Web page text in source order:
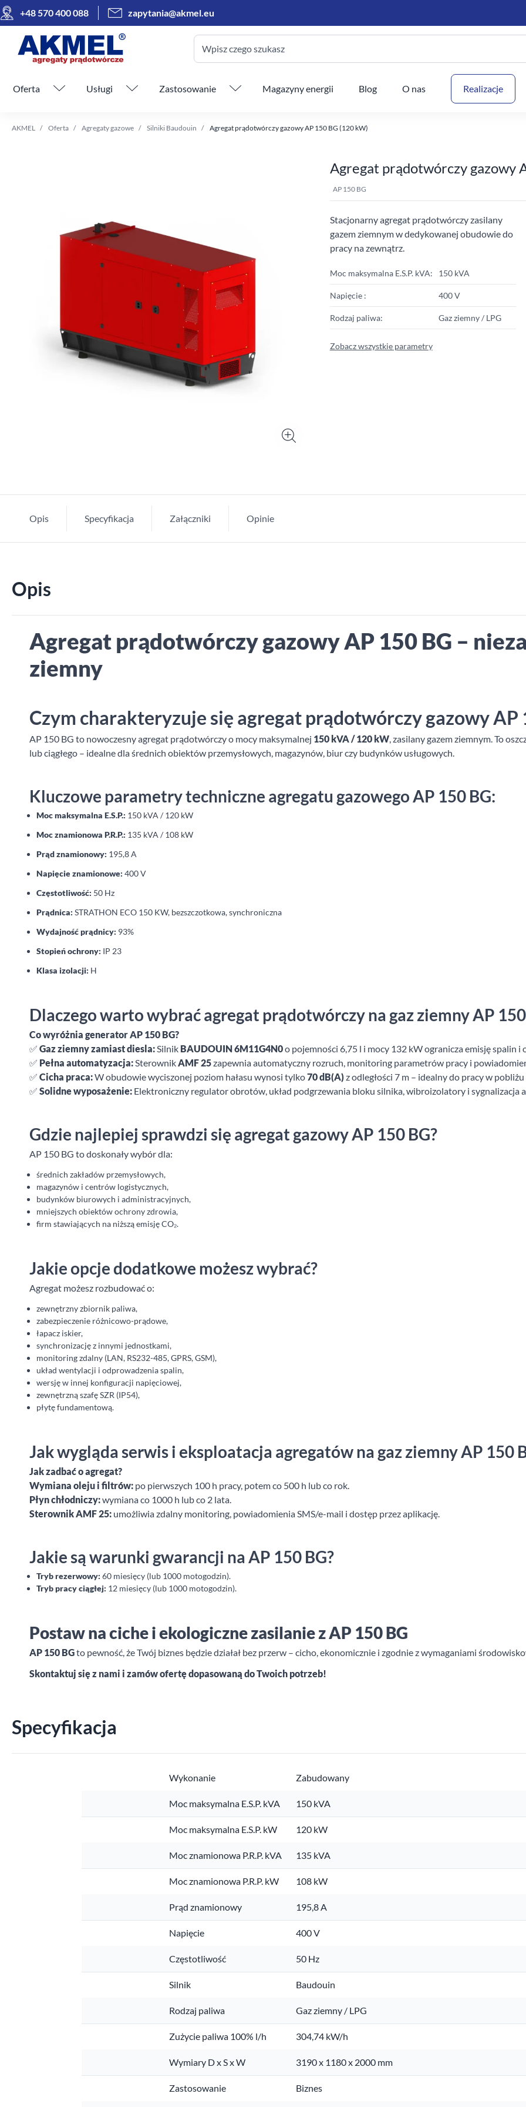
+48 570 400 088 zapytania@akmel.eu
Wpisz czego szukasz
Pomiń menu
Oferta Usługi Zastosowanie Magazyny energii Blog O nas Realizacje
AKMEL Oferta Agregaty gazowe Silniki Baudouin Agregat prądotwórczy gazowy AP 150 BG (120 kW)
Agregat prądotwórczy gazowy
AP 150 BG
Stacjonarny agregat prądotwórczy zasilany
gazem ziemnym w dedykowanej obudowie do
pracy na zewnątrz.
Moc maksymalna E.S.P. kVA: 150 kVA
Napięcie : 400 V
Rodzaj paliwa: Gaz ziemny / LPG
Zobacz wszystkie parametry
Opis Specyfikacja Załączniki Opinie
Opis
Agregat prądotwórczy gazowy AP 150 BG –
ziemny
Czym charakteryzuje się agregat prądotwórczy gazowy AP
AP 150 BG to nowoczesny agregat prądotwórczy o mocy maksymalnej 150 kVA / 120 kW, zasilany gazem ziemnym. To
lub ciągłego – idealne dla średnich obiektów przemysłowych, magazynów, biur czy budynków usługowych.
Kluczowe parametry techniczne agregatu gazowego AP 150 BG:
Moc maksymalna E.S.P.: 150 kVA / 120 kW
Moc znamionowa P.R.P.: 135 kVA / 108 kW
Prąd znamionowy: 195,8 A
Napięcie znamionowe: 400 V
Częstotliwość: 50 Hz
Prądnica: STRATHON ECO 150 KW, bezszczotkowa, synchroniczna
Wydajność prądnicy: 93%
Stopień ochrony: IP 23
Klasa izolacji: H
Dlaczego warto wybrać agregat prądotwórczy na gaz ziemny AP 150
Co wyróżnia generator AP 150 BG?
✅ Gaz ziemny zamiast diesla:Silnik BAUDOUIN 6M11G4N0o pojemności 6,75 l i mocy 132 kW ogranicza emisję spalin i
✅ Pełna automatyzacja:SterownikAMF 25zapewnia automatyczny rozruch, monitoring parametrów pracy i
✅ Cicha praca:W obudowie wyciszonej poziom hałasu wynosi tylko70 dB(A)z odległości 7 m – idealny do pracy w
✅ Solidne wyposażenie: Elektroniczny regulator obrotów, układ podgrzewania bloku silnika, wibroizolatory i sygnalizacja
Gdzie najlepiej sprawdzi się agregat gazowy AP 150 BG?
AP 150 BG to doskonały wybór dla:
średnich zakładów przemysłowych,
magazynów i centrów logistycznych,
budynków biurowych i administracyjnych,
mniejszych obiektów ochrony zdrowia,
firm stawiających na niższą emisję CO₂.
Jakie opcje dodatkowe możesz wybrać?
Agregat możesz rozbudować o:
zewnętrzny zbiornik paliwa,
zabezpieczenie różnicowo-prądowe,
łapacz iskier,
synchronizację z innymi jednostkami,
monitoring zdalny (LAN, RS232-485, GPRS, GSM),
układ wentylacji i odprowadzenia spalin,
wersję w innej konfiguracji napięciowej,
zewnętrzną szafę SZR (IP54),
płytę fundamentową.
Jak wygląda serwis i eksploatacja agregatów na gaz ziemny AP 150
Jak zadbać o agregat?
Wymiana oleju i filtrów: po pierwszych 100 h pracy, potem co 500 h lub co rok.
Płyn chłodniczy:wymiana co 1000 h lub co 2 lata.
Sterownik AMF 25: umożliwia zdalny monitoring, powiadomienia SMS/e-mail i dostęp przez aplikację.
Jakie są warunki gwarancji na AP 150 BG?
Tryb rezerwowy: 60 miesięcy (lub 1000 motogodzin).
Tryb pracy ciągłej: 12 miesięcy (lub 1000 motogodzin).
Postaw na ciche i ekologiczne zasilanie z AP 150 BG
AP 150 BGto pewność, że Twój biznes będzie działał bez przerw – cicho, ekonomicznie i zgodnie z wymaganiami
Skontaktuj się z nami i zamów ofertę dopasowaną do Twoich potrzeb!
Specyfikacja
Wykonanie Zabudowany
Moc maksymalna E.S.P. kVA 150 kVA
Moc maksymalna E.S.P. kW 120 kW
Moc znamionowa P.R.P. kVA 135 kVA
Moc znamionowa P.R.P. kW 108 kW
Prąd znamionowy 195,8 A
Napięcie 400 V
Częstotliwość 50 Hz
Silnik Baudouin
Rodzaj paliwa Gaz ziemny / LPG
Zużycie paliwa 100% l/h 304,74 kW/h
Wymiary D x S x W 3190 x 1180 x 2000 mm
Zastosowanie Biznes